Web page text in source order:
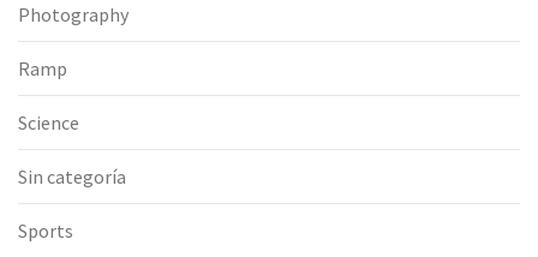
Photography
Ramp
Science
Sin categoría
Sports